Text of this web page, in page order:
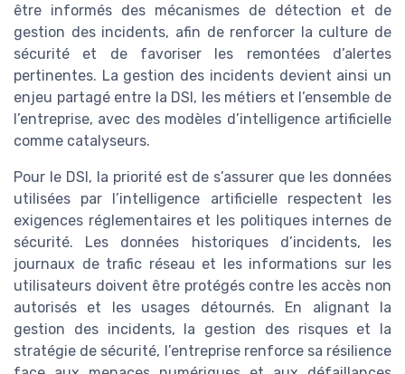
être informés des mécanismes de détection et de
gestion des incidents, afin de renforcer la culture de
sécurité et de favoriser les remontées d’alertes
pertinentes. La gestion des incidents devient ainsi un
enjeu partagé entre la DSI, les métiers et l’ensemble de
l’entreprise, avec des modèles d’intelligence artificielle
comme catalyseurs.
Pour le DSI, la priorité est de s’assurer que les données
utilisées par l’intelligence artificielle respectent les
exigences réglementaires et les politiques internes de
sécurité. Les données historiques d’incidents, les
journaux de trafic réseau et les informations sur les
utilisateurs doivent être protégés contre les accès non
autorisés et les usages détournés. En alignant la
gestion des incidents, la gestion des risques et la
stratégie de sécurité, l’entreprise renforce sa résilience